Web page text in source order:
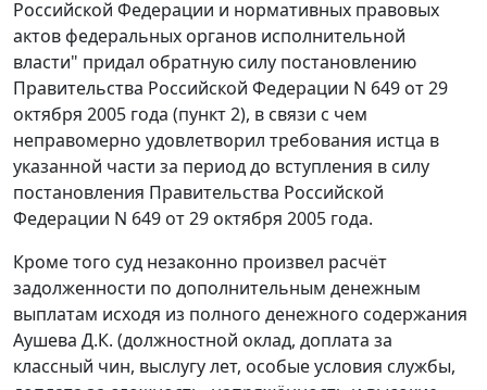
Российской Федерации и нормативных правовых
актов федеральных органов исполнительной
власти" придал обратную силу постановлению
Правительства Российской Федерации N 649 от 29
октября 2005 года (пункт 2), в связи с чем
неправомерно удовлетворил требования истца в
указанной части за период до вступления в силу
постановления Правительства Российской
Федерации N 649 от 29 октября 2005 года.
Кроме того суд незаконно произвел расчёт
задолженности по дополнительным денежным
выплатам исходя из полного денежного содержания
Аушева Д.К. (должностной оклад, доплата за
классный чин, выслугу лет, особые условия службы,